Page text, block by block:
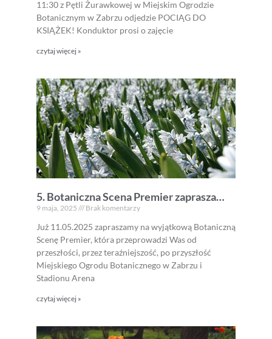
11:30 z Pętli Żurawkowej w Miejskim Ogrodzie
Botanicznym w Zabrzu odjedzie POCIĄG DO
KSIĄŻEK! Konduktor prosi o zajęcie
czytaj więcej »
5. Botaniczna Scena Premier zaprasza…
9 maja, 2025 Brak komentarzy
Już 11.05.2025 zapraszamy na wyjątkową Botaniczną
Scenę Premier, która przeprowadzi Was od
przeszłości, przez teraźniejszość, po przyszłość
Miejskiego Ogrodu Botanicznego w Zabrzu i
Stadionu Arena
czytaj więcej »